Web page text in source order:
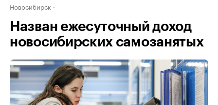
Новосибирск
Назван ежесуточный доход
новосибирских самозанятых